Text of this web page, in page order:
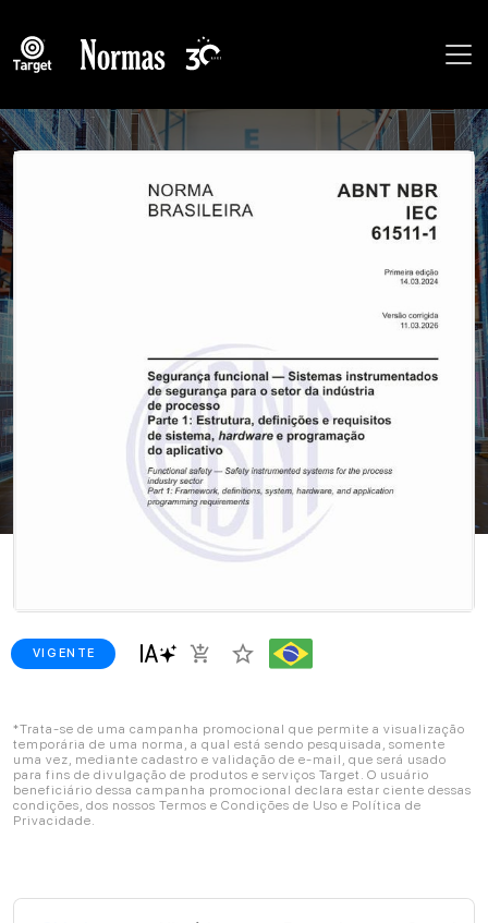
VIGENTE add_shopping_cart star_border
*Trata-se de uma campanha promocional que permite a visualização
temporária de uma norma, a qual está sendo pesquisada, somente
uma vez, mediante cadastro e validação de e-mail, que será usado
para fins de divulgação de produtos e serviços Target. O usuário
beneficiário dessa campanha promocional declara estar ciente dessas
condições, dos nossos Termos e Condições de Uso e Política de
Privacidade.